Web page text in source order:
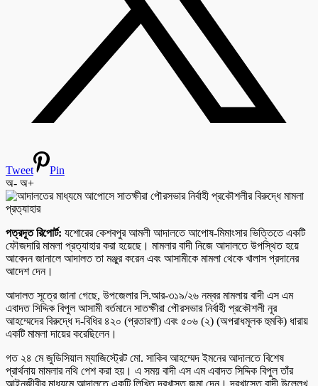
Tweet
Pin
অ- অ+
পত্রদূত রিপোর্ট: যশোরের কেশবপুর আমলী আদালতে আপোষ-মিমাংসার ভিত্তিতে একটি
ফৌজদারি মামলা প্রত্যাহার করা হয়েছে। মামলার বাদী নিজে আদালতে উপস্থিত হয়ে
আবেদন জানালে আদালত তা মঞ্জুর করেন এবং আসামীকে মামলা থেকে খালাস প্রদানের
আদেশ দেন।
আদালত সূত্রে জানা গেছে, উপজেলার সি.আর-৩১৯/২৬ নম্বর মামলায় বাদী এস এম
এবাদত সিদ্দিক বিপুল আসামী বর্তমানে সাতক্ষীরা পৌরসভার নির্বাহী প্রকৌশলী নূর
আহম্মেদের বিরুদ্ধে দ-বিধির ৪২০ (প্রতারণা) এবং ৫০৬ (২) (অপরাধমূলক হুমকি) ধারায়
একটি মামলা দায়ের করেছিলেন।
গত ২৪ মে জুডিসিয়াল ম্যাজিস্ট্রেট মো. সাকিব আহম্মেদ ইমনের আদালতে বিশেষ
প্রার্থনায় মামলার নথি পেশ করা হয়। এ সময় বাদী এস এম এবাদত সিদ্দিক বিপুল তাঁর
আইনজীবীর মাধ্যমে আদালতে একটি লিখিত দরখাস্ত জমা দেন। দরখাস্তে বাদী উল্লেখ